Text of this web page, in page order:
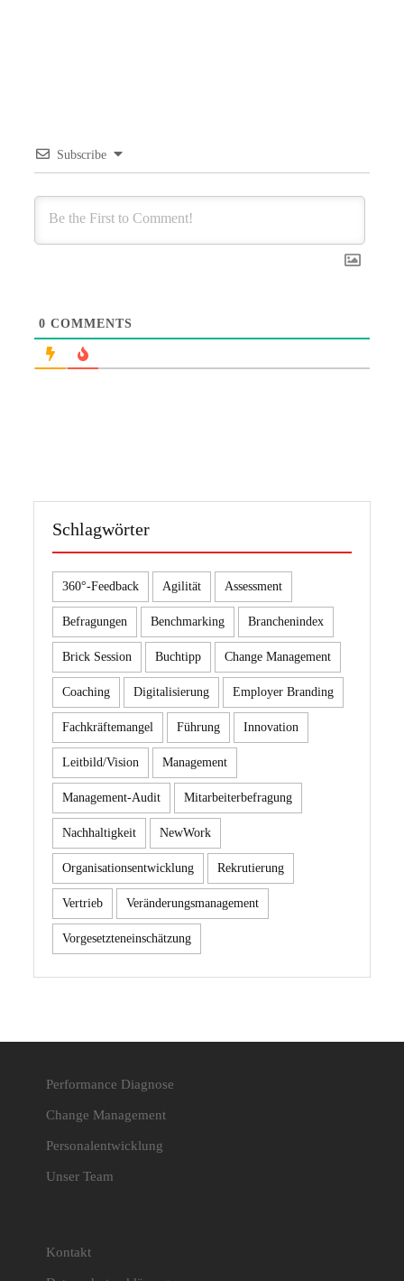
Subscribe
0 COMMENTS
Schlagwörter
360°-Feedback Agilität Assessment
Befragungen Benchmarking Branchenindex
Brick Session Buchtipp Change Management
Coaching Digitalisierung Employer Branding
Fachkräftemangel Führung Innovation
Leitbild/Vision Management
Management-Audit Mitarbeiterbefragung
Nachhaltigkeit NewWork
Organisationsentwicklung Rekrutierung
Vertrieb Veränderungsmanagement
Vorgesetzteneinschätzung
Performance Diagnose
Change Management
Personalentwicklung
Unser Team
Kontakt